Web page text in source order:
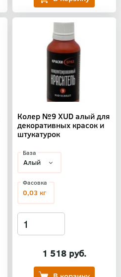
Колер №9 XUD алый для
декоративных красок и
штукатурок
1 518 руб.
База
Фасовка
0,03 кг